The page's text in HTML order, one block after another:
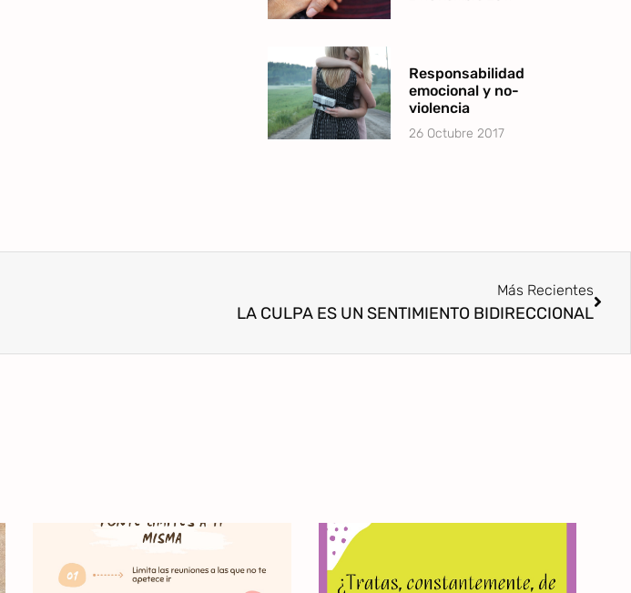
Responsabilidad
emocional y no-
violencia
26 Octubre 2017
Más Recientes
LA CULPA ES UN SENTIMIENTO BIDIRECCIONAL